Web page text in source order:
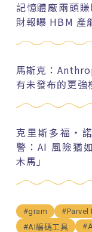
記憶體廠兩頭
財報曝 HBM 產
馬斯克：
有未發布的更強
克里斯多福・
警：AI 風險猶
木馬」
#gram #Parvel
#AI編碼工具